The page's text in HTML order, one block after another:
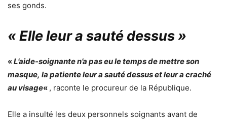
ses gonds.
« Elle leur a sauté dessus »
«L’aide-soignante n’a pas eu le temps de mettre son
masque, la patiente leur a sauté dessus et leur a craché
au visage« , raconte le procureur de la République.
Elle a insulté les deux personnels soignants avant de